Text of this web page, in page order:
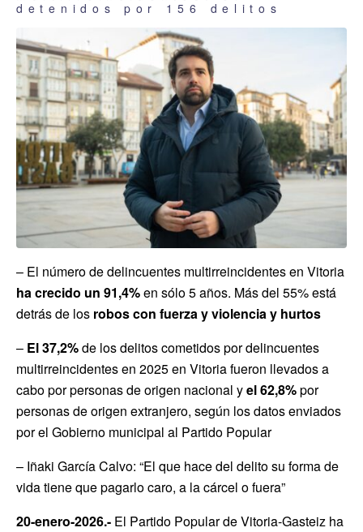
detenidos por 156 delitos
– El número de delincuentes multirreincidentes en Vitoria
ha crecido un 91,4%en sólo 5 años. Más del 55% está
detrás de los robos con fuerza y violencia y hurtos
– El 37,2%de los delitos cometidos por delincuentes
multirreincidentes en 2025 en Vitoria fueron llevados a
cabo por personas de origen nacional yel 62,8%por
personas de origen extranjero, según los datos enviados
por el Gobierno municipal al Partido Popular
– Iñaki García Calvo: “El que hace del delito su forma de
vida tiene que pagarlo caro, a la cárcel o fuera”
20-enero-2026.- El Partido Popular de Vitoria-Gasteiz ha